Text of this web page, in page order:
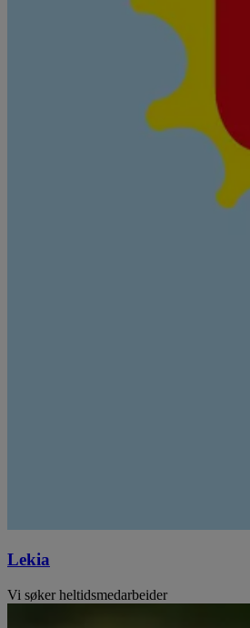
Lekia
Vi søker heltidsmedarbeider